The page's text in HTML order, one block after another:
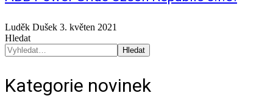
Luděk Dušek 3. květen 2021
Hledat
Hledat
Kategorie novinek